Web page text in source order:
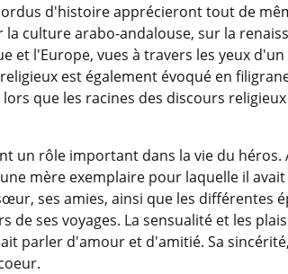
d'histoire apprécieront tout de
culture arabo-andalouse, sur la
et l'Europe, vues à travers les yeux
est également évoqué en
que les racines des discours
un rôle important dans la vie du
mère exemplaire pour laquelle il
ses amies, ainsi que les différentes
de ses voyages. La sensualité et les
parler d'amour et d'amitié. Sa